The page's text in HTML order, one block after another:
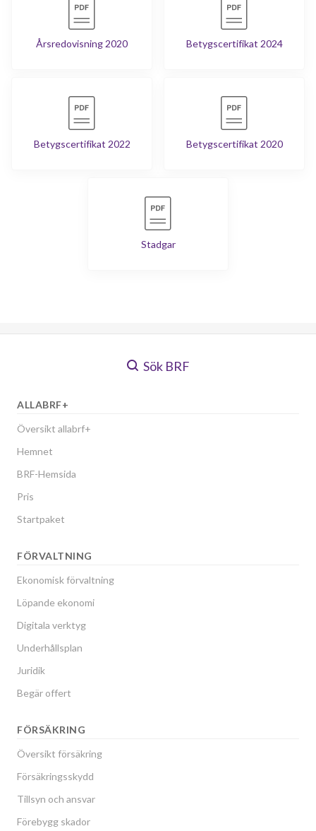
Årsredovisning 2020 Betygscertifikat 2024
Betygscertifikat 2022 Betygscertifikat 2020
Stadgar
Sök BRF
ALLABRF+
Översikt allabrf+
Hemnet
BRF-Hemsida
Pris
Startpaket
FÖRVALTNING
Ekonomisk förvaltning
Löpande ekonomi
Digitala verktyg
Underhållsplan
Juridik
Begär offert
FÖRSÄKRING
Översikt försäkring
Försäkringsskydd
Tillsyn och ansvar
Förebygg skador